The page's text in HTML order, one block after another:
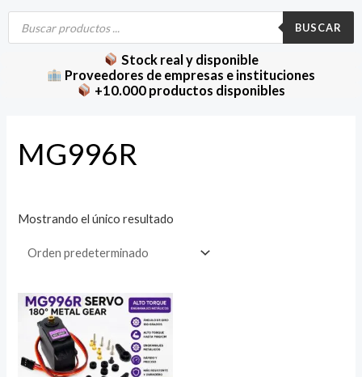
Búsqueda
productos
BUSCAR
Stock real y disponible
Proveedores de empresas e instituciones
+10.000 productos disponibles
MG996R
Mostrando el único resultado